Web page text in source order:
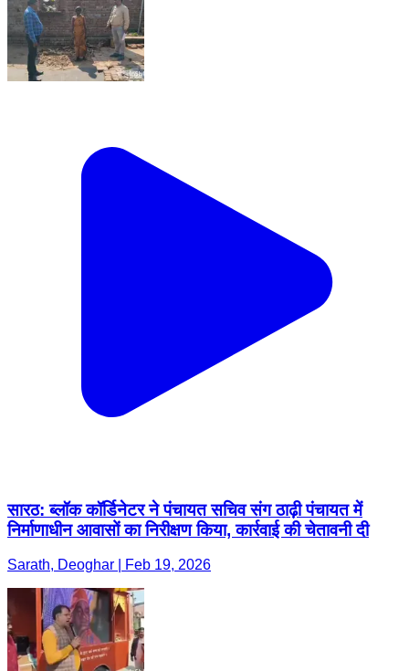
सारठ: ब्लॉक कॉर्डिनेटर ने पंचायत सचिव संग ठाढ़ी पंचायत में
निर्माणाधीन आवासों का निरीक्षण किया, कार्रवाई की चेतावनी दी
Sarath, Deoghar | Feb 19, 2026